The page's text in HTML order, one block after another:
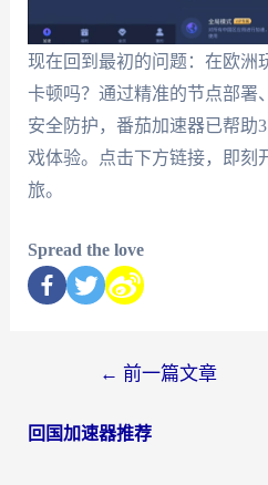
现在回到最初的问题：在欧洲
卡顿吗？通过精准的节点部署
安全防护，番茄加速器已帮助
戏体验。点击下方链接，即刻
旅。
Spread the love
← 前一篇文章
回国加速器推荐